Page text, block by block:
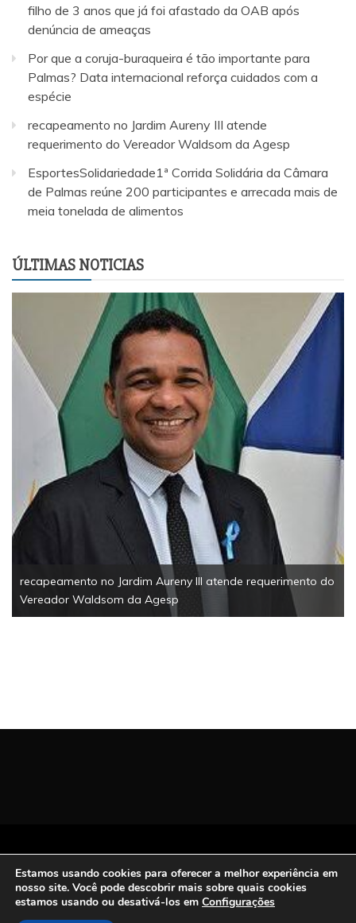
filho de 3 anos que já foi afastado da OAB após
denúncia de ameaças
Por que a coruja-buraqueira é tão importante para
Palmas? Data internacional reforça cuidados com a
espécie
recapeamento no Jardim Aureny III atende
requerimento do Vereador Waldsom da Agesp
EsportesSolidariedade1ª Corrida Solidária da Câmara
de Palmas reúne 200 participantes e arrecada mais de
meia tonelada de alimentos
ÚLTIMAS NOTICIAS
recapeamento no Jardim Aureny III atende requerimento do
Vereador Waldsom da Agesp
Todos os Direitos Reservados | San Carlos FM
2021.
Proudly powered by WordPress|Theme: Refined
Estamos usando cookies para oferecer a melhor experiência em
nosso site. Você pode descobrir mais sobre quais cookies
estamos usando ou desativá-los em Configurações